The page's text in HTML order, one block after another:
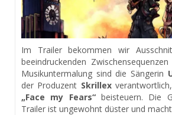
Im Trailer bekommen wir
beeindruckenden
Musikuntermalung sind die Sängerin
der Produzent Skrillex
„Face my Fears“beisteuern. Die
Trailer ist ungewohnt düster und